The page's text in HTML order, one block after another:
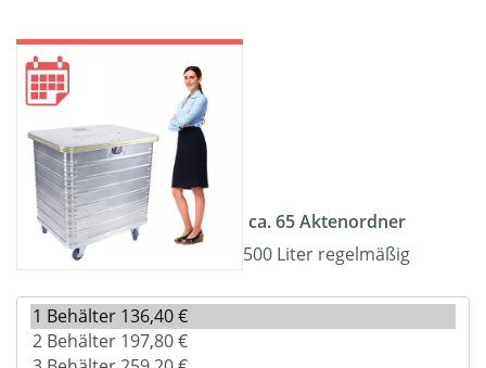
ca. 65 Aktenordner
500 Liter regelmäßig